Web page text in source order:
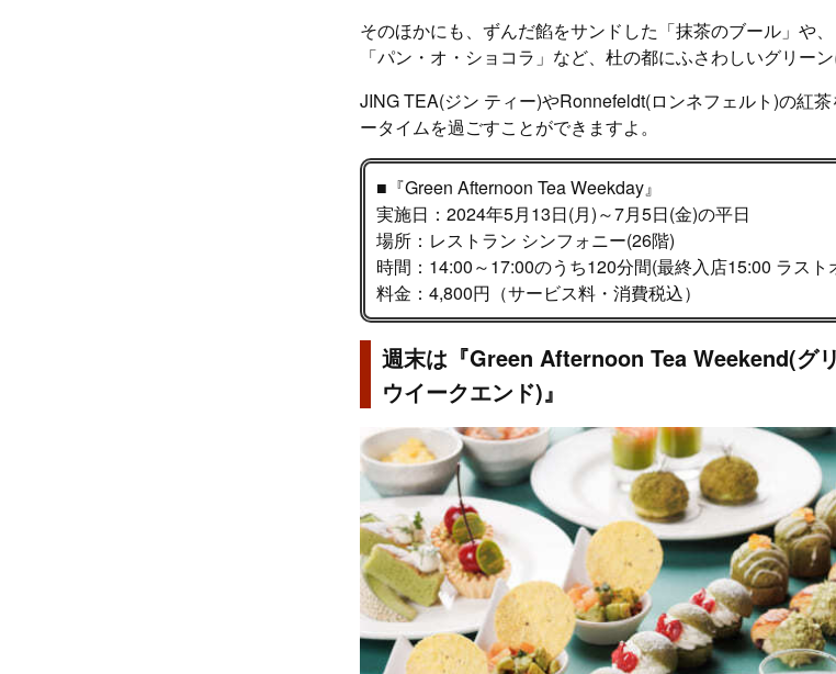
そのほかにも、ずんだ餡をサンドした「抹茶のブール」や
「パン・オ・ショコラ」など、杜の都にふさわしいグリー
JING TEA(ジン ティー)やRonnefeldt(ロンネフェルト)の紅
ータイムを過ごすことができますよ。
■『Green Afternoon Tea Weekday』
実施日：2024年5月13日(月)～7月5日(金)の平日
場所：レストラン シンフォニー(26階)
時間：14:00～17:00のうち120分間(最終入店15:00 ラスト
料金：4,800円（サービス料・消費税込）
週末は『Green Afternoon Tea Weekend(グ
ウイークエンド)』